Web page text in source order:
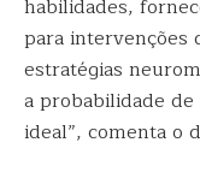
habilidades,
para intervenções
estratégias
a probabilidade
ideal”, comenta o